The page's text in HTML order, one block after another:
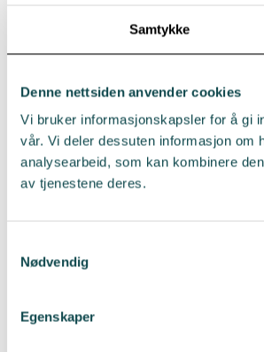
Samtykke
Denne nettsiden anvender cookies
Vi bruker informasjonskapsler for å gi
vår. Vi deler dessuten informasjon om
analysearbeid, som kan kombinere
av tjenestene deres.
Nødvendig
Egenskaper